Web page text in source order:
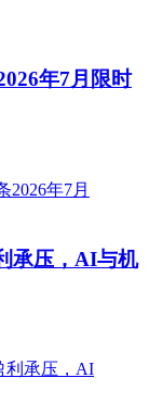
年7月限时
承压，AI与机